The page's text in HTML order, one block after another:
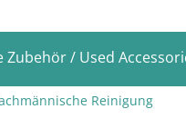
Zubehör / Used
Reinigung